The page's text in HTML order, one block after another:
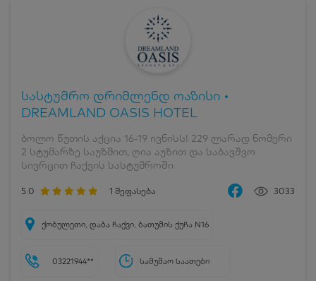
სასტუმრო დრიმლენდ ოაზისი •
DREAMLAND OASIS HOTEL
ბოლო წუთის აქცია 16-19 ივნისს! 229 ლარად ნომერი
2 სტუმარზე საუზმით, ღია აუზით და საბავშვო
სივრცით ჩაქვის სასტუმროში
5.0 1 შეფასება 3033
ქობულეთი, დაბა ჩაქვი, ბათუმის ქუჩა N16
03221944** სამუშაო საათები